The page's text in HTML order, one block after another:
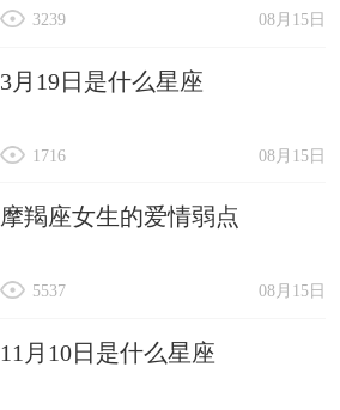
08月15日
3239
3月19日是什么星座
08月15日
1716
摩羯座女生的爱情弱点
08月15日
5537
11月10日是什么星座